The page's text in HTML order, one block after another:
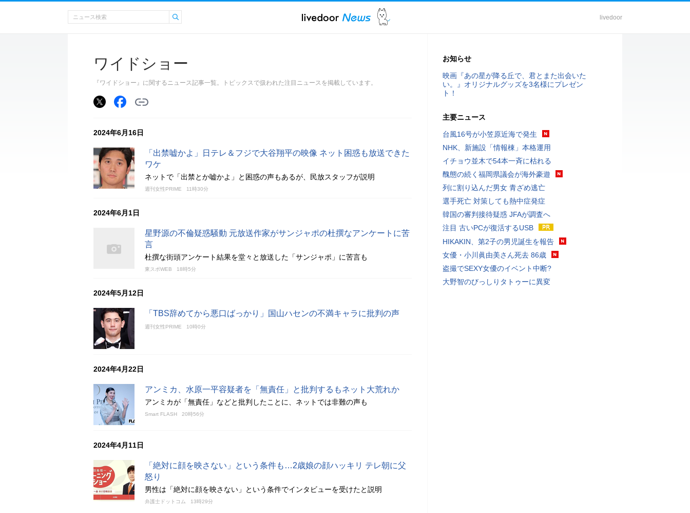
livedoor
ワイドショー
『ワイドショー』に関するニュース記事一覧。トピックスで扱われた注目ニュースを掲載しています。
2024年6月16日
「出禁嘘かよ」日テレ＆フジで大谷翔平の映像 ネット困惑も放送できた
ワケ
ネットで「出禁とか嘘かよ」と困惑の声もあるが、民放スタッフが説明
週刊女性PRIME 11時30分
2024年6月1日
星野源の不倫疑惑騒動 元放送作家がサンジャポの杜撰なアンケートに苦
言
杜撰な街頭アンケート結果を堂々と放送した「サンジャポ」に苦言も
東スポWEB 18時5分
2024年5月12日
「TBS辞めてから悪口ばっかり」国山ハセンの不満キャラに批判の声
週刊女性PRIME 10時0分
2024年4月22日
アンミカ、水原一平容疑者を「無責任」と批判するもネット大荒れか
アンミカが「無責任」などと批判したことに、ネットでは非難の声も
Smart FLASH 20時56分
2024年4月11日
「絶対に顔を映さない」という条件も…2歳娘の顔ハッキリ テレ朝に父
怒り
男性は「絶対に顔を映さない」という条件でインタビューを受けたと説明
弁護士ドットコム 13時29分
お知らせ
映画『あの星が降る丘で、君とまた出会いた
い。』オリジナルグッズを3名様にプレゼン
ト！
主要ニュース
台風16号が小笠原近海で発生
NHK、新施設「情報棟」本格運用
イチョウ並木で54本一斉に枯れる
醜態の続く福岡県議会が海外豪遊
列に割り込んだ男女 青ざめ逃亡
選手死亡 対策しても熱中症発症
韓国の審判接待疑惑 JFAが調査へ
注目 古いPCが復活するUSB
HIKAKIN、第2子の男児誕生を報告
女優・小川眞由美さん死去 86歳
盗撮でSEXY女優のイベント中断?
大野智のびっしりタトゥーに異変